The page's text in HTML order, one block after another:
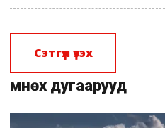
Сэтгүүл үзэх
Өмнөх дугаарууд